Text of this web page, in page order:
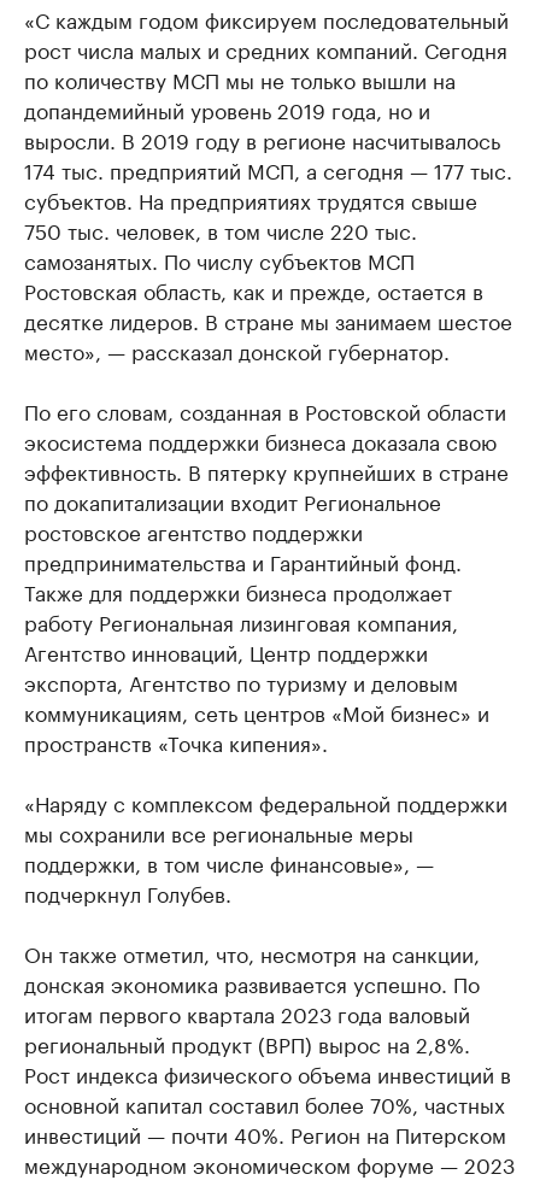
«С каждым годом фиксируем последовательный
рост числа малых и средних компаний. Сегодня
по количеству МСП мы не только вышли на
допандемийный уровень 2019 года, но и
выросли. В 2019 году в регионе насчитывалось
174 тыс. предприятий МСП, а сегодня — 177 тыс.
субъектов. На предприятиях трудятся свыше
750 тыс. человек, в том числе 220 тыс.
самозанятых. По числу субъектов МСП
Ростовская область, как и прежде, остается в
десятке лидеров. В стране мы занимаем шестое
место», — рассказал донской губернатор.
По его словам, созданная в Ростовской области
экосистема поддержки бизнеса доказала свою
эффективность. В пятерку крупнейших в стране
по докапитализации входит Региональное
ростовское агентство поддержки
предпринимательства и Гарантийный фонд.
Также для поддержки бизнеса продолжает
работу Региональная лизинговая компания,
Агентство инноваций, Центр поддержки
экспорта, Агентство по туризму и деловым
коммуникациям, сеть центров «Мой бизнес» и
пространств «Точка кипения».
«Наряду с комплексом федеральной поддержки
мы сохранили все региональные меры
поддержки, в том числе финансовые», —
подчеркнул Голубев.
Он также отметил, что, несмотря на санкции,
донская экономика развивается успешно. По
итогам первого квартала 2023 года валовый
региональный продукт (ВРП) вырос на 2,8%.
Рост индекса физического объема инвестиций в
основной капитал составил более 70%, частных
инвестиций — почти 40%. Регион на Питерском
международном экономическом форуме — 2023